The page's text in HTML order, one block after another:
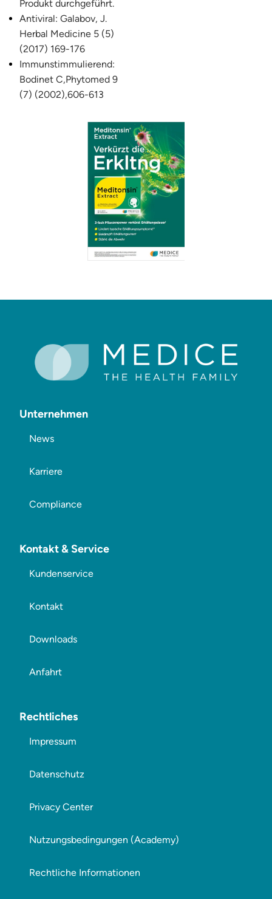
Produkt durchgeführt.
Antiviral: Galabov, J.
Herbal Medicine 5 (5)
(2017) 169-176
Immunstimmulierend:
Bodinet C,Phytomed 9
(7) (2002),606-613
Unternehmen
News
Karriere
Compliance
Kontakt & Service
Kundenservice
Kontakt
Downloads
Anfahrt
Rechtliches
Impressum
Datenschutz
Privacy Center
Nutzungsbedingungen (Academy)
Rechtliche Informationen